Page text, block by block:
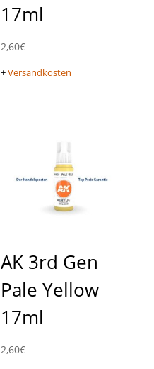
17ml
2,60€
+Versandkosten
AK 3rd Gen
Pale Yellow
17ml
2,60€